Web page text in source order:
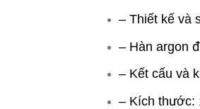
– Thiết kế và
– Hàn argon
– Kết cấu và
– Kích thước: